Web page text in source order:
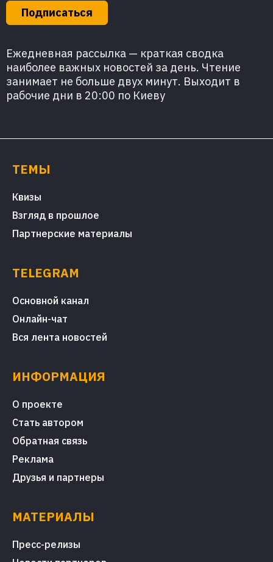
Подписаться
Ежедневная рассылка — краткая сводка
наиболее важных новостей за день. Чтение
занимает не больше двух минут. Выходит в
рабочие дни в 20:00 по Киеву
ТЕМЫ
Квизы
Взгляд в прошлое
Партнерские материалы
TELEGRAM
Основной канал
Онлайн-чат
Вся лента новостей
ИНФОРМАЦИЯ
О проекте
Стать автором
Обратная связь
Реклама
Друзья и партнеры
МАТЕРИАЛЫ
Пресс-релизы